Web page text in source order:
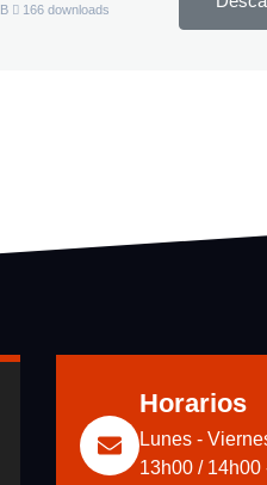
166 downloads
Horarios
Lunes -
13h00 /